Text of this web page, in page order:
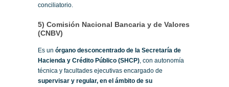
conciliatorio.
5) Comisión Nacional Bancaria y de Valores
(CNBV)
Es un órgano desconcentrado de la Secretaría de
Hacienda y Crédito Público (SHCP), con autonomía
técnica y facultades ejecutivas encargado de
supervisar y regular, en el ámbito de su